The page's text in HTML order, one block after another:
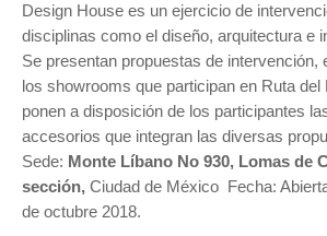
Design House es un ejercicio de
disciplinas como el diseño, arquitectura e
Se presentan propuestas de intervención,
los showrooms que participan en Ruta del
ponen a disposición de los participantes
accesorios que integran las diversas
Sede: Monte Líbano No 930, Lomas de
sección, Ciudad de México Fecha:
de octubre 2018.